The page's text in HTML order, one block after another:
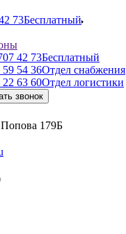
73Бесплатный
42 73Бесплатный
59 54 36Отдел снабжения
22 63 60Отдел логистики
звонок
Попова 179Б